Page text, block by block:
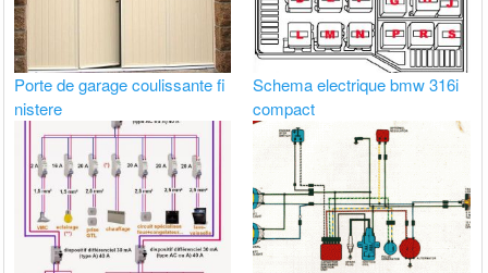
Porte de garage coulissante fi
nistere
Schema electrique bmw 316i
compact